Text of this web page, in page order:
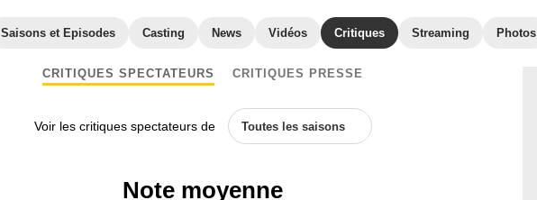
Saisons et Episodes Casting News Vidéos Critiques Streaming Photos
CRITIQUES SPECTATEURS CRITIQUES PRESSE
Voir les critiques spectateurs de Toutes les saisons
Note moyenne